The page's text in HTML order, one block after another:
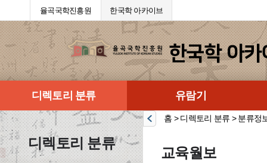
율곡국학진흥원 한국학 아카이브
디렉토리 분류 유람기
디렉토리 분류
홈 > 디렉토리 분류 > 분류정
교육월보